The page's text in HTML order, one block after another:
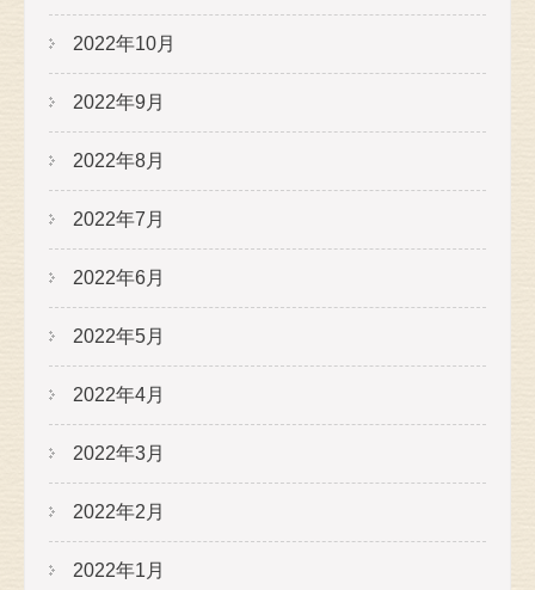
2022年10月
2022年9月
2022年8月
2022年7月
2022年6月
2022年5月
2022年4月
2022年3月
2022年2月
2022年1月